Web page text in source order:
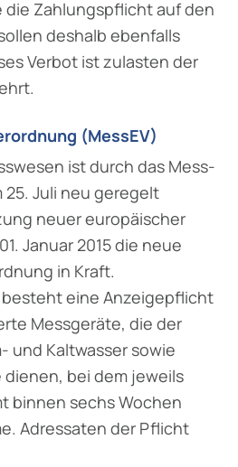
die Zahlungspflicht auf den
deshalb ebenfalls
Verbot ist zulasten der
(MessEV)
ist durch das Mess-
Juli neu geregelt
neuer europäischer
Januar 2015 die neue
in Kraft.
besteht eine Anzeigepflicht
Messgeräte, die der
und Kaltwasser sowie
bei dem jeweils
binnen sechs Wochen
Adressaten der Pflicht